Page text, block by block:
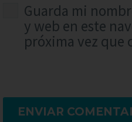
Guarda mi
y web en este
próxima vez que
ENVIAR